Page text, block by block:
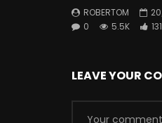
ROBERTOM
0
5.5K 131
LEAVE YOUR